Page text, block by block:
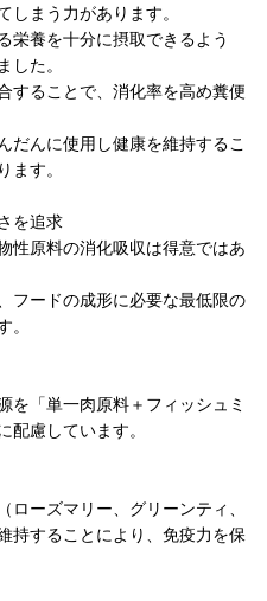
まう力があります。
栄養を十分に摂取できるよう
した。
することで、消化率を高め糞便
だんに使用し健康を維持するこ
ます。
を追求
性原料の消化吸収は得意ではあ
フードの成形に必要な最低限の
。
を「単一肉原料＋フィッシュミ
配慮しています。
ーズマリー、グリーンティ、
持することにより、免疫力を保